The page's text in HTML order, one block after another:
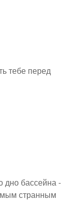
тебе перед
дно бассейна -
странным